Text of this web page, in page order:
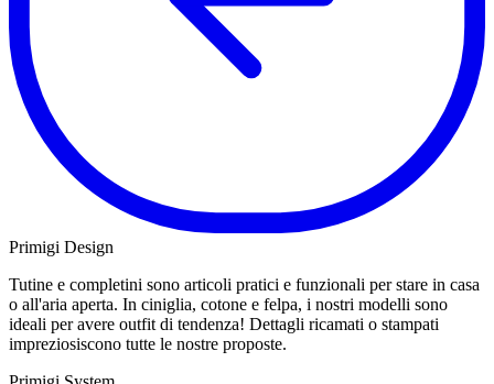
Primigi Design
Tutine e completini sono articoli pratici e funzionali per stare in casa
o all'aria aperta. In ciniglia, cotone e felpa, i nostri modelli sono
ideali per avere outfit di tendenza! Dettagli ricamati o stampati
impreziosiscono tutte le nostre proposte.